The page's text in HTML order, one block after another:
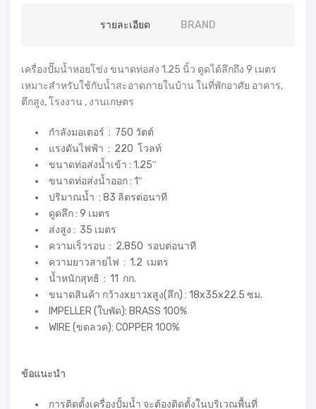
รายละเอียด BRAND
เครื่องปั๊มน้ำหอยโข่ง ขนาดท่อส่ง 1.25 นิ้ว ดูดได้ลึกถึง 9 เมตร
เหมาะสำหรับใช้กับน้ำสะอาดภายในบ้าน ในที่พักอาศัย อาคาร,
ตึกสูง, โรงงาน , งานเกษตร
กำลังมอเตอร์ : 750 วัตต์
แรงดันไฟฟ้า : 220 โวลท์
ขนาดท่อส่งน้ำเข้า : 1.25″
ขนาดท่อส่งน้ำออก : 1″
ปริมาณน้ำ : 83 ลิตรต่อนาที
ดูดลึก : 9 เมตร
ส่งสูง : 35 เมตร
ความเร็วรอบ : 2,850 รอบต่อนาที
ความยาวสายไฟ : 1.2 เมตร
น้ำหนักสุทธิ : 11 กก.
ขนาดสินค้า กว้างxยาวxสูง(ลึก) : 18x35x22.5 ซม.
IMPELLER (ใบพัด): BRASS 100%
WIRE (ขดลวด): COPPER 100%
ข้อแนะนำ
การติดตั้งเครื่องปั้มน้ำ จะต้องติดตั้งในบริเวณพื้นที่